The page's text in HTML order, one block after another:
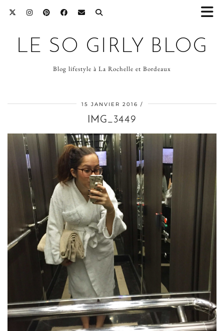
LE SO GIRLY BLOG
Blog lifestyle à La Rochelle et Bordeaux
15 JANVIER 2016
IMG_3449